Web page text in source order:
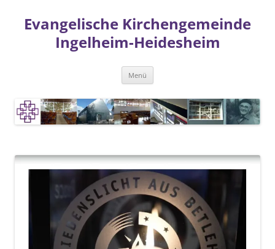
springen
Evangelische Kirchengemeinde
Ingelheim-Heidesheim
Menü